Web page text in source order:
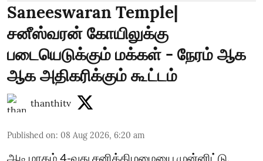
Saneeswaran Temple|
சனீஸ்வரன் கோயிலுக்கு
படையெடுக்கும் மக்கள் - நேரம் ஆக
ஆக அதிகரிக்கும் கூட்டம்
thanthitv
Published on: 08 Aug 2026, 6:20 am
ஆடி மாதம் 4-வது சனிக்கிழமையை முன்னிட்டு,